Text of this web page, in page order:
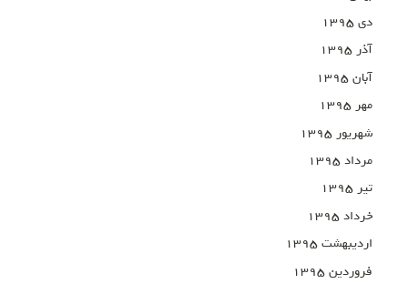
دی ۱۳۹۵
آذر ۱۳۹۵
آبان ۱۳۹۵
مهر ۱۳۹۵
شهریور ۱۳۹۵
مرداد ۱۳۹۵
تیر ۱۳۹۵
خرداد ۱۳۹۵
اردیبهشت ۱۳۹۵
فروردین ۱۳۹۵